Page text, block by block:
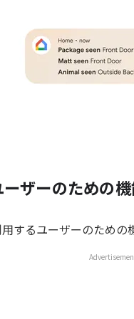
ザーのための
するユーザーのための